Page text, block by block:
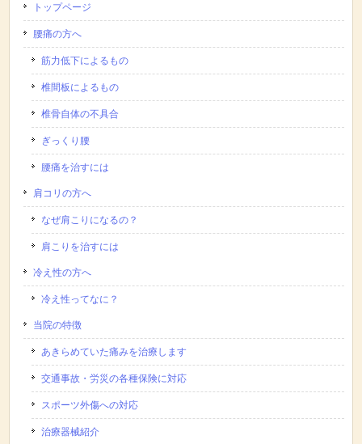
トップページ
腰痛の方へ
筋力低下によるもの
椎間板によるもの
椎骨自体の不具合
ぎっくり腰
腰痛を治すには
肩コリの方へ
なぜ肩こりになるの？
肩こりを治すには
冷え性の方へ
冷え性ってなに？
当院の特徴
あきらめていた痛みを治療します
交通事故・労災の各種保険に対応
スポーツ外傷への対応
治療器械紹介